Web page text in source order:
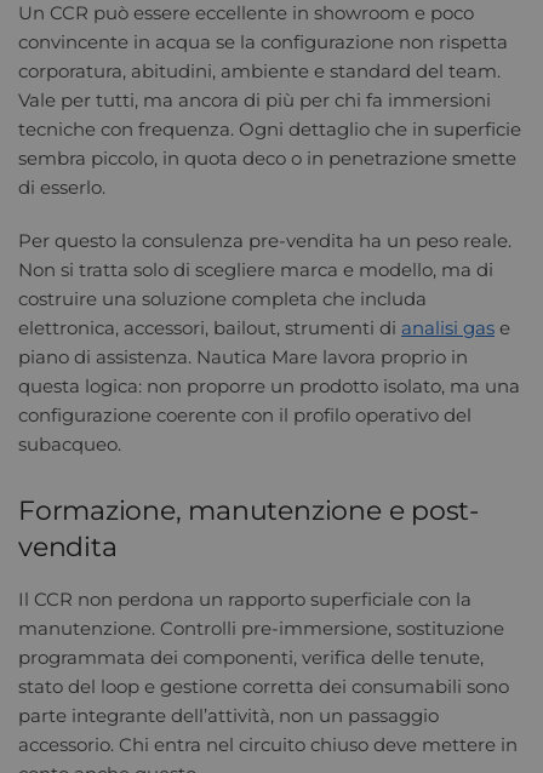
Un CCR può essere eccellente in showroom e poco
convincente in acqua se la configurazione non rispetta
corporatura, abitudini, ambiente e standard del team.
Vale per tutti, ma ancora di più per chi fa immersioni
tecniche con frequenza. Ogni dettaglio che in superficie
sembra piccolo, in quota deco o in penetrazione smette
di esserlo.
Per questo la consulenza pre-vendita ha un peso reale.
Non si tratta solo di scegliere marca e modello, ma di
costruire una soluzione completa che includa
elettronica, accessori, bailout, strumenti di analisi gas e
piano di assistenza. Nautica Mare lavora proprio in
questa logica: non proporre un prodotto isolato, ma una
configurazione coerente con il profilo operativo del
subacqueo.
Formazione, manutenzione e post-
vendita
Il CCR non perdona un rapporto superficiale con la
manutenzione. Controlli pre-immersione, sostituzione
programmata dei componenti, verifica delle tenute,
stato del loop e gestione corretta dei consumabili sono
parte integrante dell’attività, non un passaggio
accessorio. Chi entra nel circuito chiuso deve mettere in